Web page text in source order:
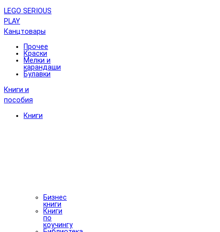
LEGO SERIOUS
PLAY
Канцтовары
Прочее
Краски
Мелки и
карандаши
Булавки
Книги и
пособия
Книги
Бизнес
книги
Книги
по
коучингу